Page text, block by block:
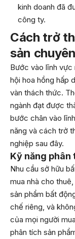
kinh doanh đã
công ty.
Cách trở
sản
Bước vào lĩnh vực
hội hoa hồng hấp
vàn thách thức.
ngành đạt được
bước chân vào
năng và cách trở
nghiệp sau đây.
Kỹ năng phân
Nhu cầu sở hữu
mua nhà cho
sản phẩm bất
chế riêng, và
của mọi người
phân tích sản